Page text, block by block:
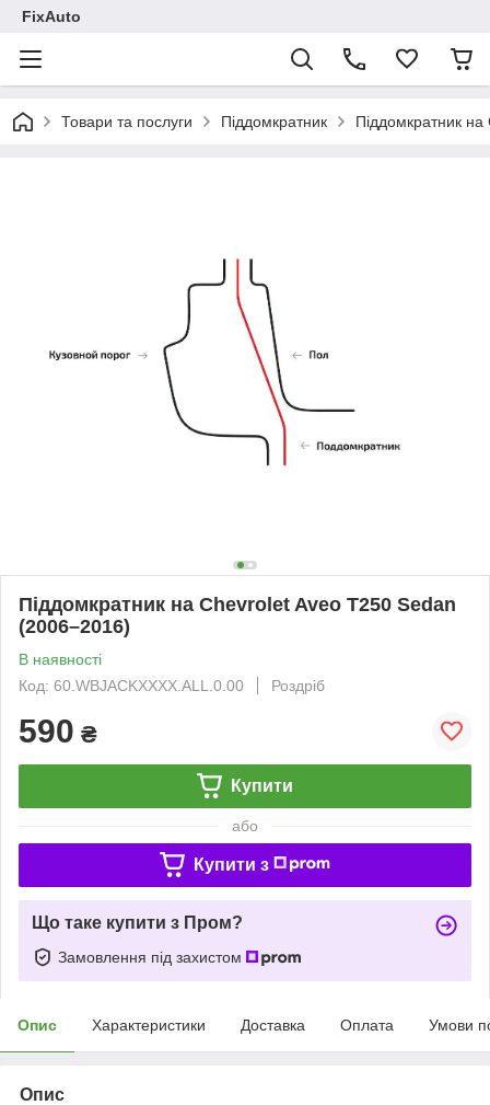
FixAuto
Товари та послуги Піддомкратник Піддомкратник
Піддомкратник на Chevrolet Aveo T250 Sedan
(2006–2016)
В наявності
Код: 60.WBJACKXXXX.ALL.0.00
Роздріб
590 ₴
Купити
або
Купити з
Що таке купити з Пром?
Замовлення під захистом
Опис Характеристики Доставка Оплата Умови
Опис